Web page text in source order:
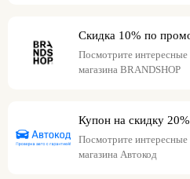
Скидка 10% по
Посмотрите
магазина BRANDSHOP
Купон на скидку 20%
Посмотрите
магазина Автокод